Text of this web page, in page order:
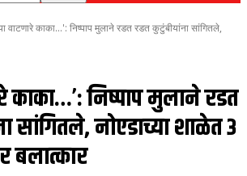
वाटणारे काका...': निष्पाप मुलाने रडत रडत कुटुंबीयांना सांगितले,
काका…’: निष्पाप मुलाने रडत
सांगितले, नोएडाच्या शाळेत ३
बलात्कार